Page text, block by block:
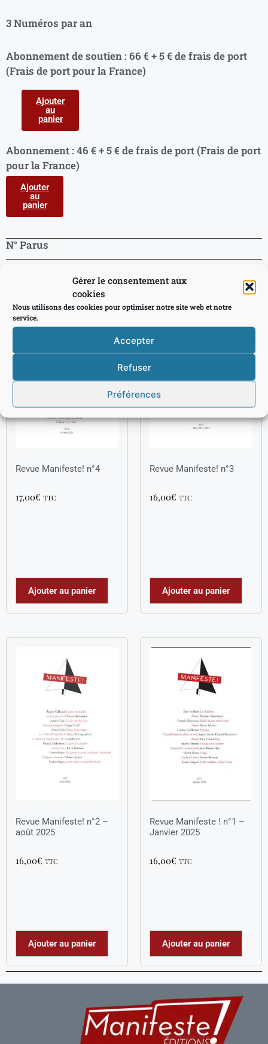
Gérer le consentement aux
cookies
Nous utilisons des cookies pour optimiser notre site web et notre
service.
Accepter
Refuser
Préférences
3 Numéros par an
Abonnement de soutien : 66 € + 5 € de frais de port
(Frais de port pour la France)
Ajouter
au
panier
Abonnement : 46 € + 5 € de frais de port (Frais de port
pour la France)
Ajouter
au
panier
N° Parus
Revue Manifeste! n°4
17,00€ TTC
Ajouter au panier
Revue Manifeste! n°3
16,00€ TTC
Ajouter au panier
Revue Manifeste! n°2 –
août 2025
16,00€ TTC
Ajouter au panier
Revue Manifeste ! n°1 –
Janvier 2025
16,00€ TTC
Ajouter au panier